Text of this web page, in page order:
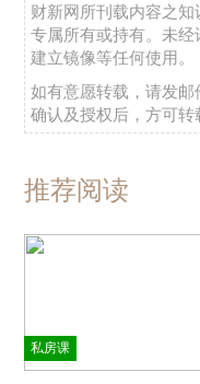
财新网所刊载内容之
专属所有或持有。未
建立镜像等任何使用。
如有意愿转载，请发邮
确认及授权后，方可转
推荐阅读
私房课